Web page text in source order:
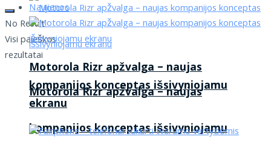
No Result
Visi paieškos
rezultatai
Motorola Rizr apžvalga – naujas
kompanijos konceptas išsivyniojamu
Naujienos
Motorola Rizr apžvalga – naujas
kompanijos konceptas išsivyniojamu
ekranu